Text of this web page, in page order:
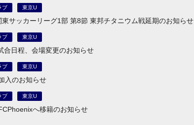
ブ 東京U
東サッカーリーグ1部 第8節 東邦チタニウム戦延期のお知らせ
ブ 東京U
合日程、会場変更のお知らせ
ブ 東京U
入のお知らせ
ブ 東京U
へ移籍のお知らせ